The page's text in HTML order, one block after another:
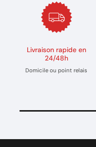
Livraison rapide en
24/48h
Domicile ou point relais